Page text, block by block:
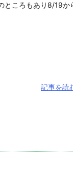
ところもあり8/19か
記事を読